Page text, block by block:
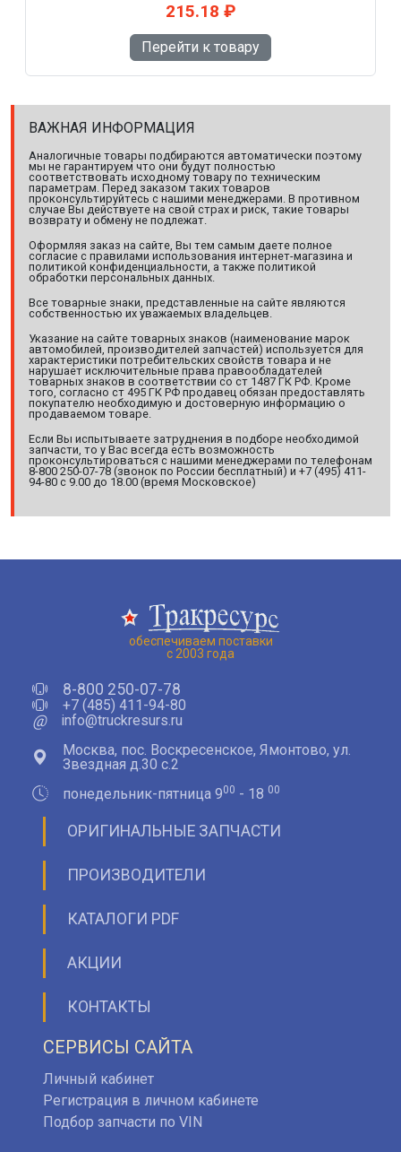
215.18 ₽
Перейти к товару
ВАЖНАЯ ИНФОРМАЦИЯ
Аналогичные товары подбираются автоматически поэтому
мы не гарантируем что они будут полностью
соответствовать исходному товару по техническим
параметрам. Перед заказом таких товаров
проконсультируйтесь с нашими менеджерами. В противном
случае Вы действуете на свой страх и риск, такие товары
возврату и обмену не подлежат.
Оформляя заказ на сайте, Вы тем самым даете полное
согласие с правилами использования интернет-магазина и
политикой конфиденциальности, а также политикой
обработки персональных данных.
Все товарные знаки, представленные на сайте являются
собственностью их уважаемых владельцев.
Указание на сайте товарных знаков (наименование марок
автомобилей, производителей запчастей) используется для
характеристики потребительских свойств товара и не
нарушает исключительные права правообладателей
товарных знаков в соответствии со ст 1487 ГК РФ. Кроме
того, согласно ст 495 ГК РФ продавец обязан предоставлять
покупателю необходимую и достоверную информацию о
продаваемом товаре.
Если Вы испытываете затруднения в подборе необходимой
запчасти, то у Вас всегда есть возможность
проконсультироваться с нашими менеджерами по телефонам
8-800 250-07-78 (звонок по России бесплатный) и +7 (495) 411-
94-80 с 9.00 до 18.00 (время Московское)
обеспечиваем поставки
с 2003 года
8-800 250-07-78
+7 (485) 411-94-80
@
info@truckresurs.ru
Москва, пос. Воскресенское, Ямонтово, ул.
Звездная д.30 с.2
понедельник-пятница 900 - 18 00
ОРИГИНАЛЬНЫЕ ЗАПЧАСТИ
ПРОИЗВОДИТЕЛИ
КАТАЛОГИ PDF
АКЦИИ
КОНТАКТЫ
СЕРВИСЫ САЙТА
Личный кабинет
Регистрация в личном кабинете
Подбор запчасти по VIN